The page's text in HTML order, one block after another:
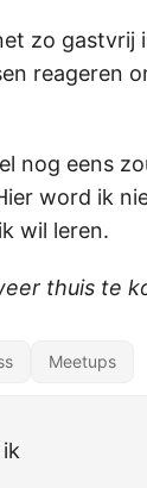
zo gastvrij
reageren
nog eens
word ik
wil leren.
thuis te
Meetups